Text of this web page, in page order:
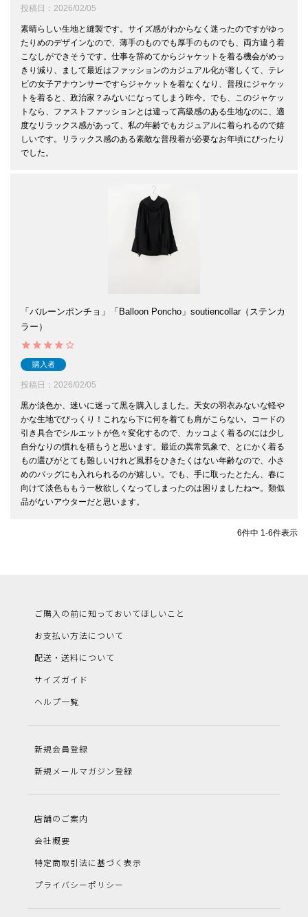
投稿日 2026/02/05
素晴らしい生地と縫製です。サイズ感がわからなく迷ったのですがゆっ
たりめのデザインなので、薄手のものでも厚手のものでも、両方違う着
こなしができそうです。仕事を辞めてからジャケットを着る機会がめっ
きり減り、まして最近はファッションのカジュアル化が著しくて、テレ
ビの女子アナウンサーですらジャケットを着なくなり、普段にジャケッ
トを着ると、政治家？みないになってしまう昨今。でも、このジャケッ
トなら、ファストファッションとは違って高級感のある生地なのに、適
度なリラックス感があって、私の年齢でもカジュアルに着られるので嬉
しいです。リラックス感のある素敵な普段着が必要なお年頃にぴったり
でした。
「バルーンポンチョ」「Balloon Poncho」soutiencollar（ステンカ
ラー）
購入者
投稿日 2026/02/05
黒か淡色か、迷いに迷って黒を購入しました。天女の羽衣みないな軽や
かな生地でびっくり！これなら下に何を着ても肩がこらない。コードの
引き具合でシルエットが色々変化するので、カッコよく着るのには少し
自分なりの慣れを積もうと思います。最近の異常気象で、とにかく着る
もの選びがとても難しいけれど風邪をひきたくはない年齢なので、小さ
めのバッグにも入れられるのが嬉しい。でも、手に取ったとたん、春に
向けて淡色ももう一枚欲しくなってしまったのは困りましたね〜。類似
品がないアウターだと思います。
6件中 1-6件表示
ご購入の前に知っておいてほしいこと
お支払い方法について
配送・送料について
サイズガイド
ヘルプ一覧
新規会員登録
新規メールマガジン登録
店舗のご案内
会社概要
特定商取引法に基づく表示
プライバシーポリシー